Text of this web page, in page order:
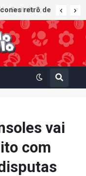
retrô de
Super Circuit
vai
com